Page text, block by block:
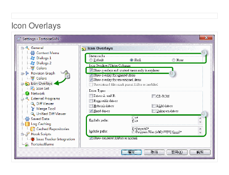
Icon Overlays